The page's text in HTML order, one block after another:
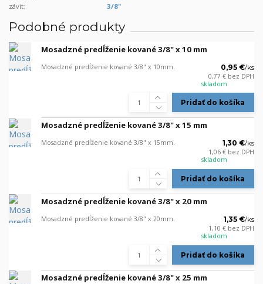
závit:
3/8"
Podobné produkty
Mosadzné predĺženie kované 3/8" x 10 mm
Mosadzné predĺženie kované 3/8" x 10mm. 0,95 €/ks
0,77 € bez DPH
skladom
Pridať do košíka
Mosadzné predĺženie kované 3/8" x 15 mm
Mosadzné predĺženie kované 3/8" x 15mm. 1,30 €/ks
1,06 € bez DPH
skladom
Pridať do košíka
Mosadzné predĺženie kované 3/8" x 20 mm
Mosadzné predĺženie kované 3/8" x 20mm. 1,35 €/ks
1,10 € bez DPH
skladom
Pridať do košíka
Mosadzné predĺženie kované 3/8" x 25 mm